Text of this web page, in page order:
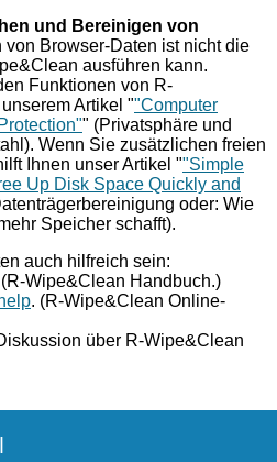
und Bereinigen von
von Browser-Daten ist nicht die
ausführen kann.
Funktionen von R-
Artikel ""Computer
" (Privatsphäre und
Wenn Sie zusätzlichen freien
Ihnen unser Artikel ""Simple
Up Disk Space Quickly and
oder: Wie
Speicher schafft).
auch hilfreich sein:
Wipe&Clean Handbuch.)
. (R-Wipe&Clean Online-
über R-Wipe&Clean